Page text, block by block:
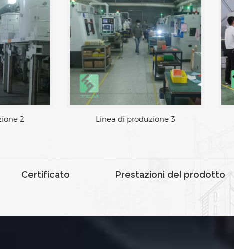
2 Linea di produzione 3
Certificato Prestazioni del prodotto